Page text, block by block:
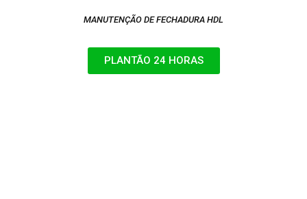
MANUTENÇÃO DE FECHADURA HDL
PLANTÃO 24 HORAS